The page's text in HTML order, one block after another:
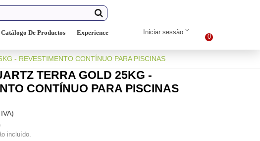
Catálogo De Productos Experience Iniciar sessão
0
- REVESTIMENTO CONTÍNUO PARA PISCINAS
TERRA GOLD 25KG -
CONTÍNUO PARA PISCINAS
incluído.